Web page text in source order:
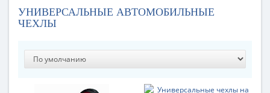
УНИВЕРСАЛЬНЫЕ АВТОМОБИЛЬНЫЕ
ЧЕХЛЫ